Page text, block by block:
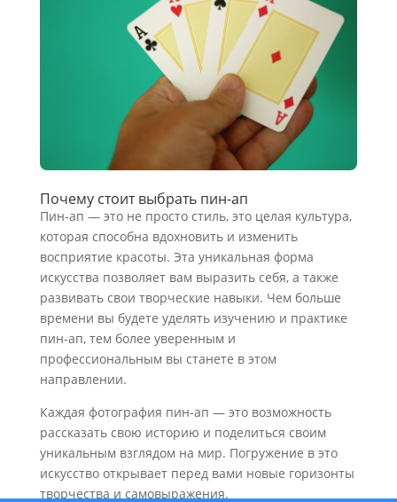
Почему стоит выбрать пин-ап
Пин-ап — это не просто стиль, это целая культура,
которая способна вдохновить и изменить
восприятие красоты. Эта уникальная форма
искусства позволяет вам выразить себя, а также
развивать свои творческие навыки. Чем больше
времени вы будете уделять изучению и практике
пин-ап, тем более уверенным и
профессиональным вы станете в этом
направлении.
Каждая фотография пин-ап — это возможность
рассказать свою историю и поделиться своим
уникальным взглядом на мир. Погружение в это
искусство открывает перед вами новые горизонты
творчества и самовыражения.